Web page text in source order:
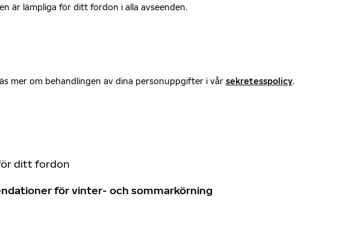
är lämpliga för ditt fordon i alla avseenden.
mer om behandlingen av dina personuppgifter i vår sekretesspolicy.
ditt fordon
för vinter- och sommarkörning